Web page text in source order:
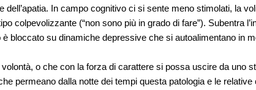
dell’apatia. In campo cognitivo ci si sente meno stimolati, la
colpevolizzante (“non sono più in grado di fare”). Subentra
bloccato su dinamiche depressive che si autoalimentano in
o che con la forza di carattere si possa uscire da uno
permeano dalla notte dei tempi questa patologia e le relative